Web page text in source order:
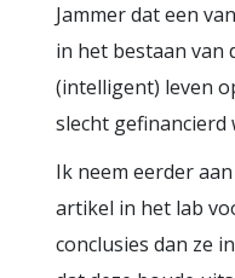
Jammer dat een
in het bestaan van
(intelligent) leven
slecht gefinancierd
Ik neem eerder
artikel in het lab
conclusies dan ze